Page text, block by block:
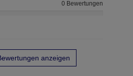
0 Bewertungen
anzeigen